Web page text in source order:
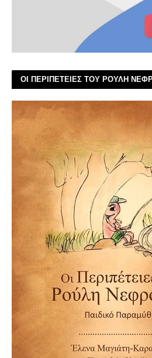
ΟΙ ΠΕΡΙΠΕΤΕΙΕΣ ΤΟΥ ΡΟΥΛΗ